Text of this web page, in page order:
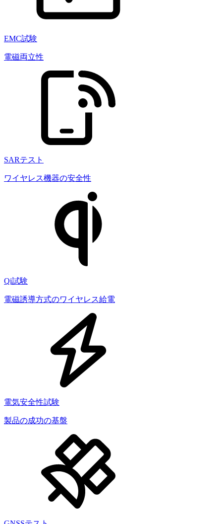
EMC試験
電磁両立性
SARテスト
ワイヤレス機器の安全性
Qi試験
電磁誘導方式のワイヤレス給電
電気安全性試験
製品の成功の基盤